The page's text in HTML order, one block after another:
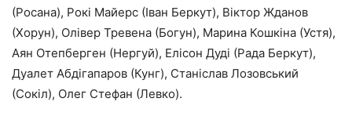
(Росана), Рокі Майерс (Іван Беркут), Віктор Жданов
(Хорун), Олівер Тревена (Богун), Марина Кошкіна (Устя),
Аян Отепберген (Нергуй), Елісон Дуді (Рада Беркут),
Дуалет Абдігапаров (Кунг), Станіслав Лозовський
(Сокіл), Олег Стефан (Левко).